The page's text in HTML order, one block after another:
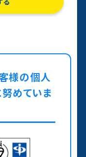
様の個人
めていま